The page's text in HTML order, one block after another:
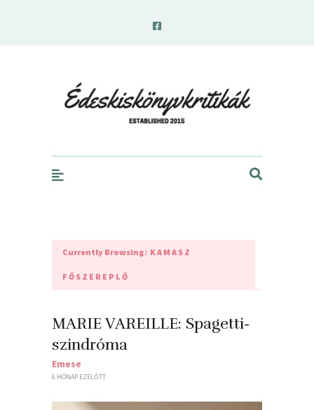
Currently Browsing: KAMASZ
FŐSZEREPLŐ
MARIE VAREILLE: Spagetti-
szindróma
Emese
6 HÓNAP EZELŐTT